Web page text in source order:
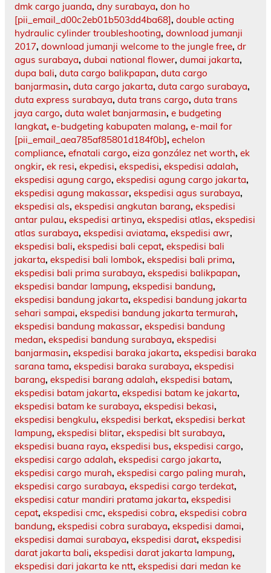
dmk cargo juanda, dny surabaya, don ho
[pii_email_d00c2eb01b503dd4ba68], double acting
hydraulic cylinder troubleshooting, download jumanji
2017, download jumanji welcome to the jungle free, dr
agus surabaya, dubai national flower, dumai jakarta,
dupa bali, duta cargo balikpapan, duta cargo
banjarmasin, duta cargo jakarta, duta cargo surabaya,
duta express surabaya, duta trans cargo, duta trans
jaya cargo, duta walet banjarmasin, e budgeting
langkat, e-budgeting kabupaten malang, e-mail for
[pii_email_aea785af85801d184f0b], echelon
compliance, efnatali cargo, eiza gonzález net worth, ek
ongkir, ek resi, ekpedisi, ekspedisi, ekspedisi adalah,
ekspedisi agung cargo, ekspedisi agung cargo jakarta,
ekspedisi agung makassar, ekspedisi agus surabaya,
ekspedisi als, ekspedisi angkutan barang, ekspedisi
antar pulau, ekspedisi artinya, ekspedisi atlas, ekspedisi
atlas surabaya, ekspedisi aviatama, ekspedisi awr,
ekspedisi bali, ekspedisi bali cepat, ekspedisi bali
jakarta, ekspedisi bali lombok, ekspedisi bali prima,
ekspedisi bali prima surabaya, ekspedisi balikpapan,
ekspedisi bandar lampung, ekspedisi bandung,
ekspedisi bandung jakarta, ekspedisi bandung jakarta
sehari sampai, ekspedisi bandung jakarta termurah,
ekspedisi bandung makassar, ekspedisi bandung
medan, ekspedisi bandung surabaya, ekspedisi
banjarmasin, ekspedisi baraka jakarta, ekspedisi baraka
sarana tama, ekspedisi baraka surabaya, ekspedisi
barang, ekspedisi barang adalah, ekspedisi batam,
ekspedisi batam jakarta, ekspedisi batam ke jakarta,
ekspedisi batam ke surabaya, ekspedisi bekasi,
ekspedisi bengkulu, ekspedisi berkat, ekspedisi berkat
lampung, ekspedisi blitar, ekspedisi blt surabaya,
ekspedisi buana raya, ekspedisi bus, ekspedisi cargo,
ekspedisi cargo adalah, ekspedisi cargo jakarta,
ekspedisi cargo murah, ekspedisi cargo paling murah,
ekspedisi cargo surabaya, ekspedisi cargo terdekat,
ekspedisi catur mandiri pratama jakarta, ekspedisi
cepat, ekspedisi cmc, ekspedisi cobra, ekspedisi cobra
bandung, ekspedisi cobra surabaya, ekspedisi damai,
ekspedisi damai surabaya, ekspedisi darat, ekspedisi
darat jakarta bali, ekspedisi darat jakarta lampung,
ekspedisi dari jakarta ke ntt, ekspedisi dari medan ke